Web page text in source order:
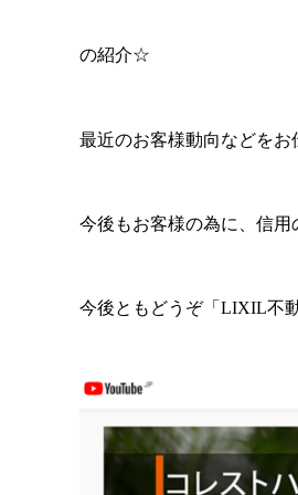
の紹介☆
最近のお客様動向などを
今後もお客様の為に、信用
今後ともどうぞ「LIXIL不